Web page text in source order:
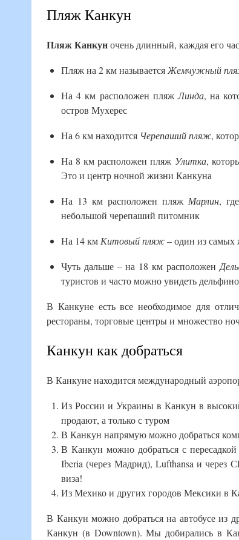
Пляж Канкун
Пляж Канкуночень длинный, каждая его
Пляж на 2 км называетсяЖемчужный
На 4 км расположен пляжЛинда, на
остров Мухерес
На 6 км находится Черепаший пляж,
На 8 км расположен пляж Улитка,
Это и центр ночной жизни Канкуна
На 13 км расположен пляжМарлин,
небольшой черепаший питомник
На 14 кмКитовый пляж– один из
Чуть дальше – на 18 км расположен
туристов и часто можно увидеть
В Канкуне есть все необходимое для
рестораны, торговые центры и множество
Канкун как добраться
В Канкуне находится международный
Из России и Украины в Канкун в
продают, а только с туром
В Канкун напрямую можно добраться
В Канкун можно добраться с
Iberia (через Мадрид), Lufthansa и
виза!
Из Мехико и других городов Мексики в
В Канкун можно добраться на автобусе из
Канкун (в Downtown). Мы добирались в